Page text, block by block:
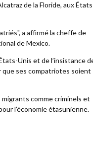
de la Floride, aux
a affirmé la cheffe de
de Mexico.
Unis et de l’insistance
que ses compatriotes soient
comme criminels et
l’économie étasunienne.